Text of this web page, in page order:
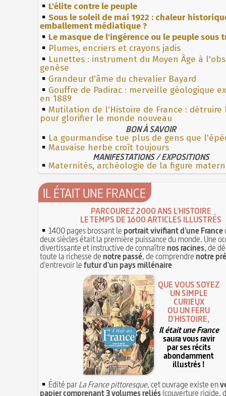
L'élite contre le peuple
Sous le soleil de mai 1922 : chaleur
emballement médiatique ?
Le masque de l'ingérence ou le peuple sous
Plumes, encriers et crayons jadis
Lunettes : instrument du Moyen Âge à
genèse
Grandeur d'âme du chevalier Bayard
Gouffre de Padirac : merveille géologique
en 1889
Mutilation de l'Histoire de France : détruire
pour glorifier le monde nouveau
BON À SAVOIR
La gourmandise tue plus de gens que
Mauvaise herbe croît toujours
MANIFESTATIONS / EXPOSITIONS
Maternités, archéologie de la figure
IL ÉTAIT UNE FRANCE
PARCOUREZ 2000 ANS L'HISTOIRE
LE TEMPS DE 1600 ARTICLES ILLUSTRÉS
1400 pages brossant leportrait vivifiant d'une France
deux siècles était la première puissance du monde. Une
divertissante et instructive de connaîtrenos racines, de
toute la richesse denotre passé, de comprendrenotre
d'entrevoir lefutur d'un pays millénaire
QUE VOUS SOYEZ
UN SIMPLE
CURIEUX
OU UN FÉRU
D'HISTOIRE,
Il était une France
saura vous ravir
par ses récits
abondamment
illustrés !
Édité parLa France pittoresque, cet ouvrage existe en
papier comprenant 3 volumes reliés(couverture rigide,